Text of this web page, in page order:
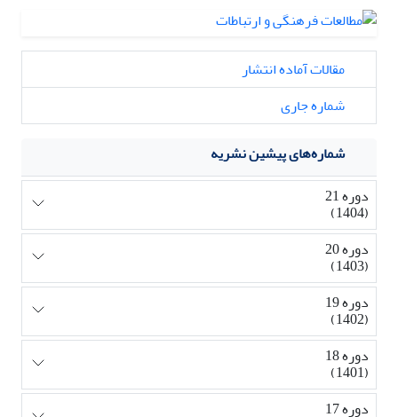
مقالات آماده انتشار
شماره جاری
شماره‌های پیشین نشریه
دوره 21
(1404)
دوره 20
(1403)
دوره 19
(1402)
دوره 18
(1401)
دوره 17